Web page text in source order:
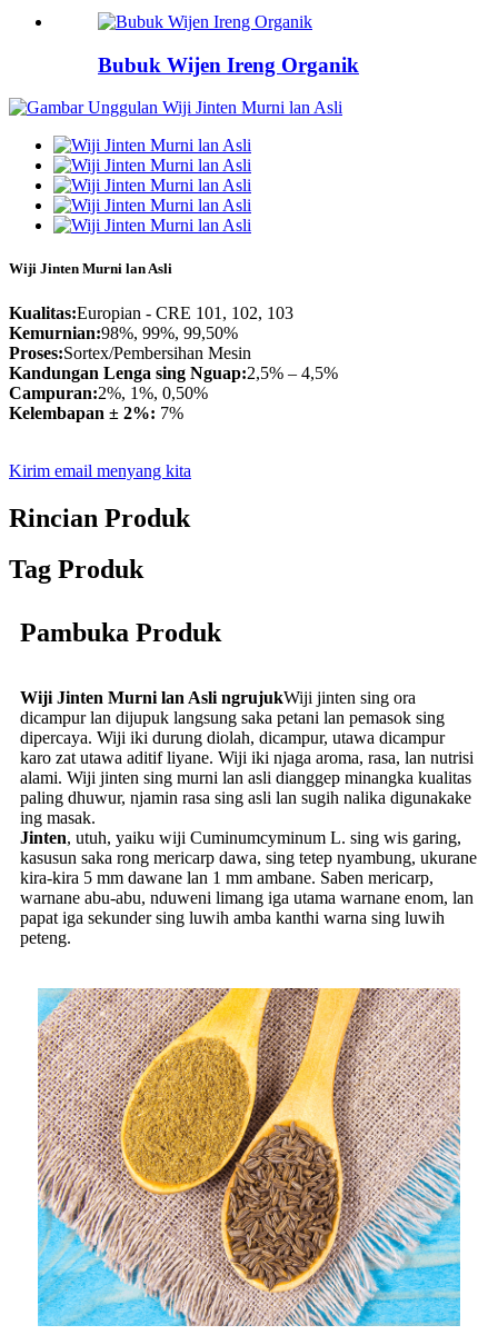
Bubuk Wijen Ireng Organik
Wiji Jinten Murni lan Asli
Kualitas:Europian - CRE 101, 102, 103
Kemurnian:98%, 99%, 99,50%
Proses:Sortex/Pembersihan Mesin
Kandungan Lenga sing Nguap:2,5% – 4,5%
Campuran:2%, 1%, 0,50%
Kelembapan ± 2%: 7%
Kirim email menyang kita
Rincian Produk
Tag Produk
Pambuka Produk
Wiji Jinten Murni lan Asli ngrujukWiji jinten sing ora
dicampur lan dijupuk langsung saka petani lan pemasok sing
dipercaya. Wiji iki durung diolah, dicampur, utawa dicampur
karo zat utawa aditif liyane. Wiji iki njaga aroma, rasa, lan nutrisi
alami. Wiji jinten sing murni lan asli dianggep minangka kualitas
paling dhuwur, njamin rasa sing asli lan sugih nalika digunakake
ing masak.
Jinten, utuh, yaiku wiji Cuminumcyminum L. sing wis garing,
kasusun saka rong mericarp dawa, sing tetep nyambung, ukurane
kira-kira 5 mm dawane lan 1 mm ambane. Saben mericarp,
warnane abu-abu, nduweni limang iga utama warnane enom, lan
papat iga sekunder sing luwih amba kanthi warna sing luwih
peteng.